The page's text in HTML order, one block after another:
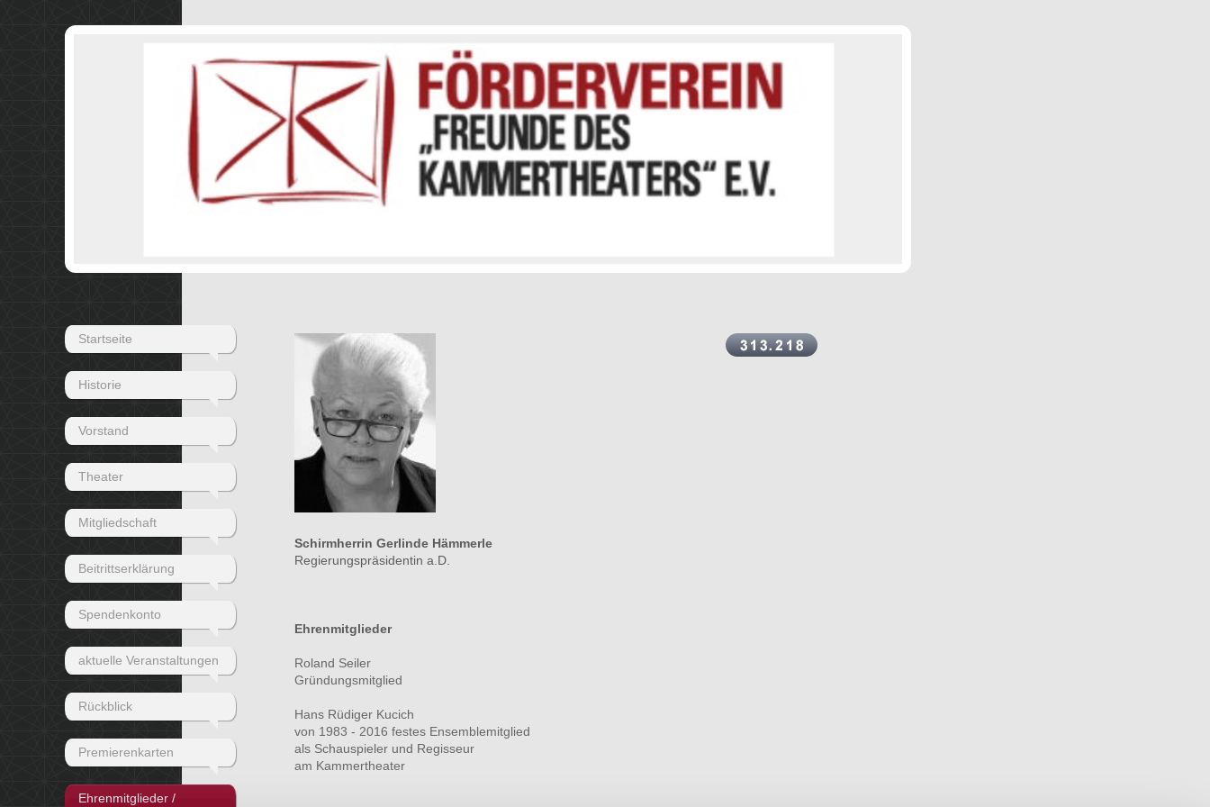
Startseite
Historie
Vorstand
Theater
Mitgliedschaft
Beitrittserklärung
Spendenkonto
aktuelle Veranstaltungen
Rückblick
Premierenkarten
Ehrenmitglieder /
Schirmherrin Gerlinde Hämmerle
Regierungspräsidentin a.D.
Ehrenmitglieder
Roland Seiler
Gründungsmitglied
Hans Rüdiger Kucich
von 1983 - 2016 festes Ensemblemitglied
als Schauspieler und Regisseur
am Kammertheater